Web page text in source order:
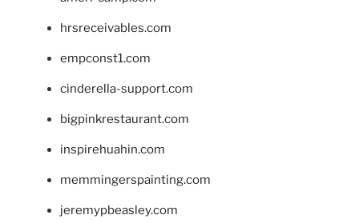
hrsreceivables.com
empconst1.com
cinderella-support.com
bigpinkrestaurant.com
inspirehuahin.com
memmingerspainting.com
jeremypbeasley.com